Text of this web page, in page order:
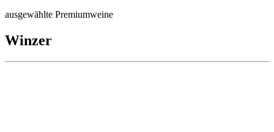
ausgewählte Premiumweine
Winzer